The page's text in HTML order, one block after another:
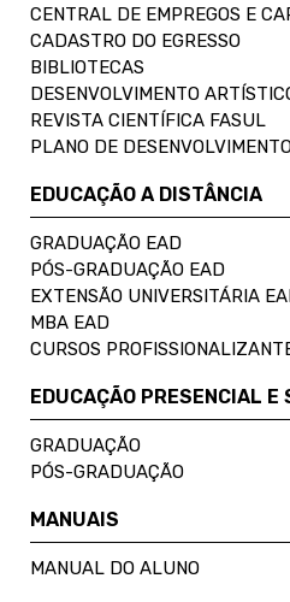
CENTRAL DE EMPREGOS E
CADASTRO DO EGRESSO
BIBLIOTECAS
DESENVOLVIMENTO
REVISTA CIENTÍFICA FASUL
PLANO DE
EDUCAÇÃO A DISTÂNCIA
GRADUAÇÃO EAD
PÓS-GRADUAÇÃO EAD
EXTENSÃO UNIVERSITÁRIA
MBA EAD
CURSOS
EDUCAÇÃO PRESENCIAL E
GRADUAÇÃO
PÓS-GRADUAÇÃO
MANUAIS
MANUAL DO ALUNO